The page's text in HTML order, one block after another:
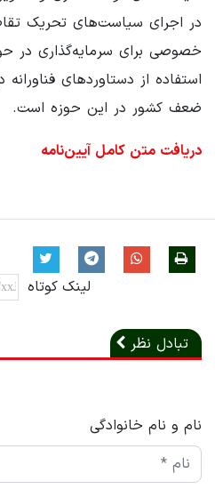
در اجرای سیاست‌های تحریک
خصوصی برای سرمایه‌گذاری در
استفاده از دستاوردهای
ضعف کشور در این حوزه است.
دریافت متن کامل آیین‌نامه
لینک کوتاه
تبادل نظر
نام و نام خانوادگی